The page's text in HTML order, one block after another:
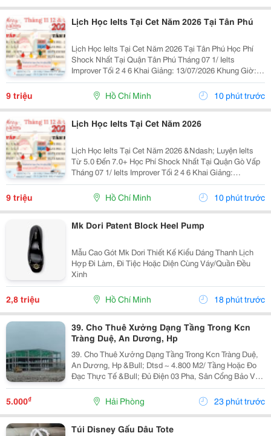
Lịch Học Ielts Tại Cet Năm 2026 Tại Tân Phú
Lịch Học Ielts Tại Cet Năm 2026 Tại Tân Phú Học Phí
Shock Nhất Tại Quận Tân Phú Tháng 07 1/ Ielts
Improver Tối 2 4 6 Khai Giảng: 13/07/2026 Khung Giờ:
18:00 Đến 21:00 Học Phí Ưu Đãi 5% Khi Đăng Ký 2/ Ielts
Basic Tối 3 5 7 Khai...
9 triệu Hồ Chí Minh 10 phút trước
Lịch Học Ielts Tại Cet Năm 2026
Lịch Học Ielts Tại Cet Năm 2026 &Ndash; Luyện Ielts
Từ 5.0 Đến 7.0+ Học Phí Shock Nhất Tại Quận Gò Vấp
Tháng 07 1/ Ielts Improver Tối 2 4 6 Khai Giảng:
13/07/2026 Khung Giờ: 18:00 Đến 21:00 Học Phí Ưu Đãi
5% Khi Đăng Ký 2/ Ielts...
9 triệu Hồ Chí Minh 10 phút trước
Mk Dori Patent Block Heel Pump
Mẫu Cao Gót Mk Dori Thiết Kế Kiểu Dáng Thanh Lịch
Hợp Đi Làm, Đi Tiệc Hoặc Diện Cùng Váy/Quần Đều
Xinh
2,8 triệu Hồ Chí Minh 18 phút trước
39. Cho Thuê Xưởng Dạng Tầng Trong Kcn
Tràng Duệ, An Dương, Hp
39. Cho Thuê Xưởng Dạng Tầng Trong Kcn Tràng Duệ,
An Dương, Hp &Bull; Dtsd ~ 4.800 M2/ Tầng Hoặc Đo
Đạc Thực Tế &Bull; Đủ Điện 03 Pha, Sân Cổng Bảo Vệ,
Pccc Tự Động, Mới 100% &Bull; Giá Chào Thuê 5.25
Usd/ M2/ Tháng
5.000₫ Hải Phòng 23 phút trước
Túi Disney Gấu Dâu Tote